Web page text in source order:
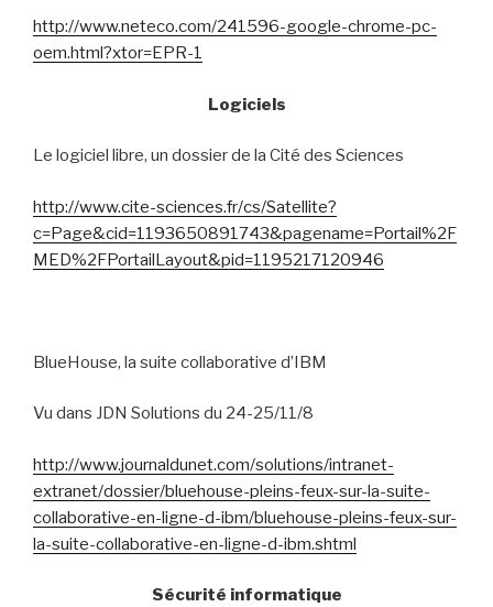
http://www.neteco.com/241596-google-chrome-pc-
oem.html?xtor=EPR-1
Logiciels
Le logiciel libre, un dossier de la Cité des Sciences
http://www.cite-sciences.fr/cs/Satellite?
c=Page&cid=1193650891743&pagename=Portail%2F
MED%2FPortailLayout&pid=1195217120946
BlueHouse, la suite collaborative d’IBM
Vu dans JDN Solutions du 24-25/11/8
http://www.journaldunet.com/solutions/intranet-
extranet/dossier/bluehouse-pleins-feux-sur-la-suite-
collaborative-en-ligne-d-ibm/bluehouse-pleins-feux-sur-
la-suite-collaborative-en-ligne-d-ibm.shtml
Sécurité informatique